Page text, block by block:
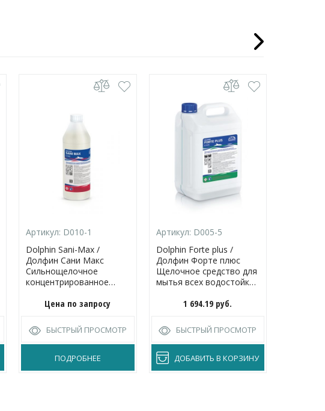
Артикул: D010-1
Dolphin Sani-Max /
Долфин Сани Макс
Сильнощелочное
концентрированное
комплексной уборки
помещений
Цена по запросу
БЫСТРЫЙ ПРОСМОТР
ПОДРОБНЕЕ
Артикул: D005-5
Dolphin Forte plus /
Долфин Форте плюс
Щелочное средство для
мытья всех водостойких
1 694.19 руб.
БЫСТРЫЙ ПРОСМОТР
ДОБАВИТЬ В КОРЗИНУ